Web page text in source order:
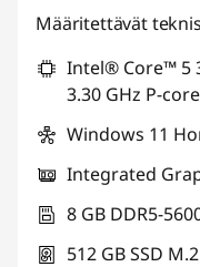
Määritettävät
Intel® Core™ 5
3.30 GHz P-
Windows 11
Integrated
8 GB DDR5-
512 GB SSD